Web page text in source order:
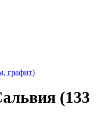
графит)
(133